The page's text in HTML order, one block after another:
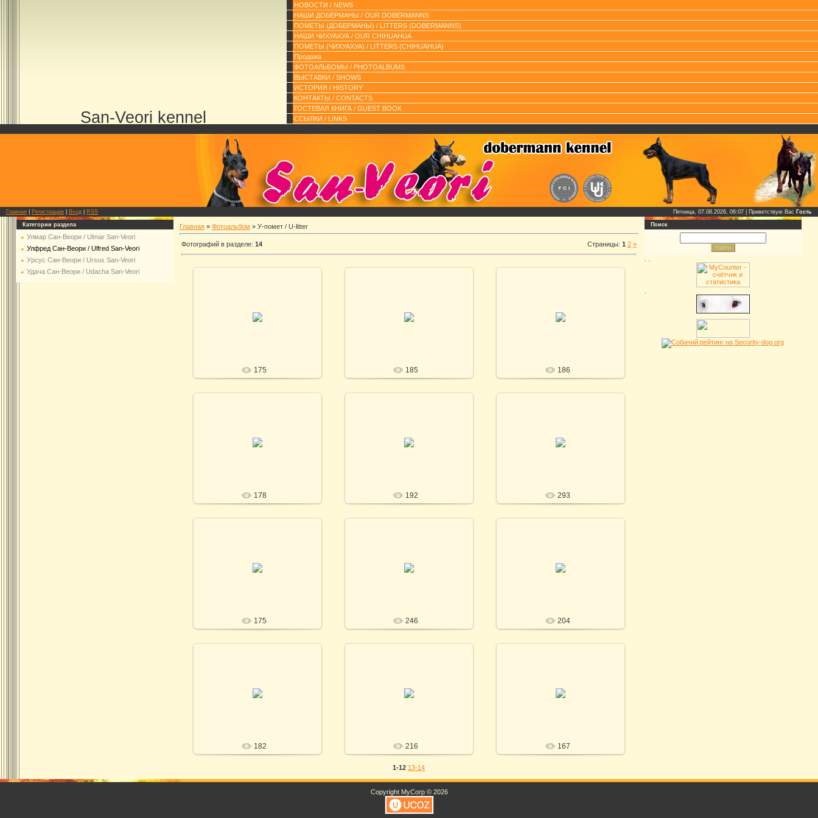
San-Veori kennel
НОВОСТИ / NEWS
НАШИ ДОБЕРМАНЫ / OUR DOBERMANNS
ПОМЕТЫ (ДОБЕРМАНЫ) / LITTERS (DOBERMANNS)
НАШИ ЧИХУАХУА / OUR CHIHUAHUA
ПОМЕТЫ (ЧИХУАХУА) / LITTERS (CHIHUAHUA)
Продажа
ФОТОАЛЬБОМЫ / PHOTOALBUMS
ВЫСТАВКИ / SHOWS
ИСТОРИЯ / HISTORY
КОНТАКТЫ / CONTACTS
ГОСТЕВАЯ КНИГА / GUEST BOOK
ССЫЛКИ / LINKS
Главная Регистрация Вход RSS Пятница, 07.08.2026, 06:07 | Приветствую Вас Гость
Категории раздела
Улмар Сан-Веори / Ulmar San-Veori
Улфред Сан-Веори / Ulfred San-Veori
Урсус Сан-Веори / Ursus San-Veori
Удача Cан-Веори / Udacha San-Veori
Главная» Фотоальбом » У-помет / U-litter
Фотографий в разделе: 14 Страницы: 1 2 »
Фото Т.Кириченко / Photo by T.
Kirichenko
175
Фото Т.Кириченко / Photo by T.
Kirichenko
185
Фото Т.Кириченко / Photo by T.
Kirichenko
186
Фото Т.Кириченко / Photo by T.
Kirichenko
178
Фото Т.Кириченко / Photo by T.
Kirichenko
192
Фото Т.Кириченко / Photo by T.
Kirichenko
293
Фото Т.Кириченко / Photo by T.
Kirichenko
175
Фото Т.Кириченко / Photo by T.
Kirichenko
246
Фото Т.Кириченко / Photo by T.
Kirichenko
204
Фото Т.Кириченко / Photo by T.
Kirichenko
182
Фото Т.Кириченко / Photo by T.
Kirichenko
216
Фото Т.Кириченко / Photo by T.
Kirichenko
167
1-12 13-14
Поиск
Copyright MyCorp © 2026